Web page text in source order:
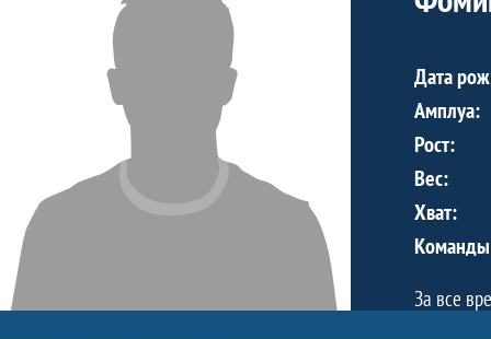
Дата
Амплуа:
Рост:
Вес:
Хват:
За все